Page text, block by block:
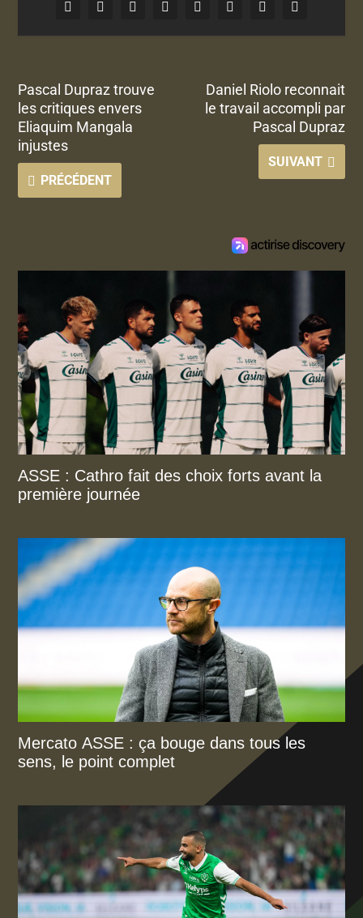
Pascal Dupraz trouve
les critiques envers
Eliaquim Mangala
injustes
PRÉCÉDENT
Daniel Riolo reconnait
le travail accompli par
Pascal Dupraz
SUIVANT
ASSE : Cathro fait des choix forts avant la
première journée
Mercato ASSE : ça bouge dans tous les
sens, le point complet